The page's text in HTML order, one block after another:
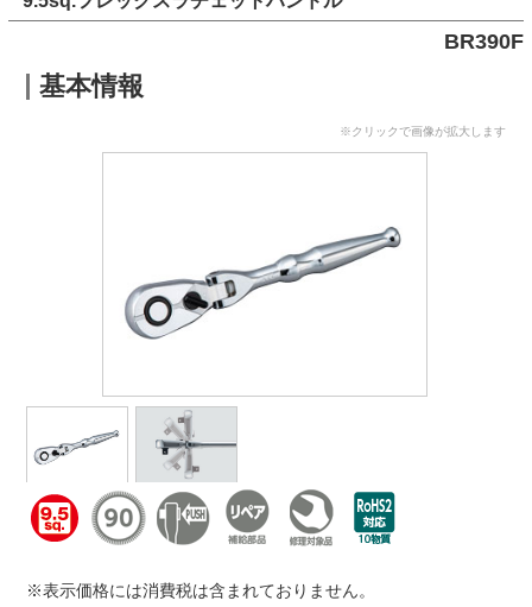
BR390F
基本情報
※クリックで画像が拡大します
※表示価格には消費税は含まれておりません。